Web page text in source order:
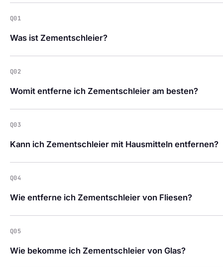
Q01
Was ist Zementschleier?
Q02
Womit entferne ich Zementschleier am besten?
Q03
Kann ich Zementschleier mit Hausmitteln entfernen?
Q04
Wie entferne ich Zementschleier von Fliesen?
Q05
Wie bekomme ich Zementschleier von Glas?